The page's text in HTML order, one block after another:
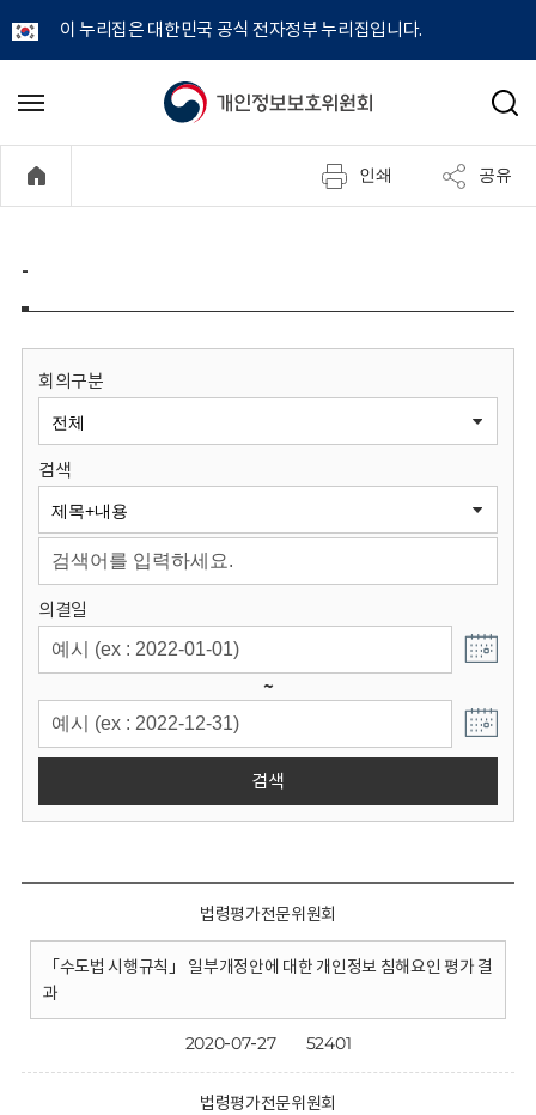
이 누리집은 대한민국 공식 전자정부 누리집입니다.
개
정
보
원
회
메
기
검
인쇄 공유
-
회의구분
검색
의결일
~
검색
법령평가전문위원회
「수도법 시행규칙」 일부개정안에 대한 개인정보 침해요인 평가 결
과
2020-07-27 52401
법령평가전문위원회